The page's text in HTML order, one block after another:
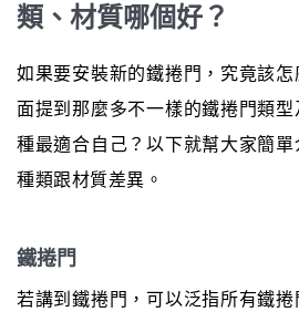
類、材質哪個好？
如果要安裝新的鐵捲門，究竟該
面提到那麼多不一樣的鐵捲門類
種最適合自己？以下就幫大家簡
種類跟材質差異。
鐵捲門
若講到鐵捲門，可以泛指所有鐵